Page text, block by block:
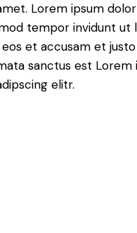
Lorem ipsum
tempor invidunt
et accusam et
sanctus est Lorem
elitr.